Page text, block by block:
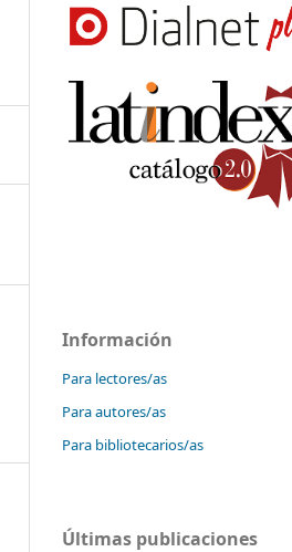
Información
Para lectores/as
Para autores/as
Para bibliotecarios/as
Últimas publicaciones